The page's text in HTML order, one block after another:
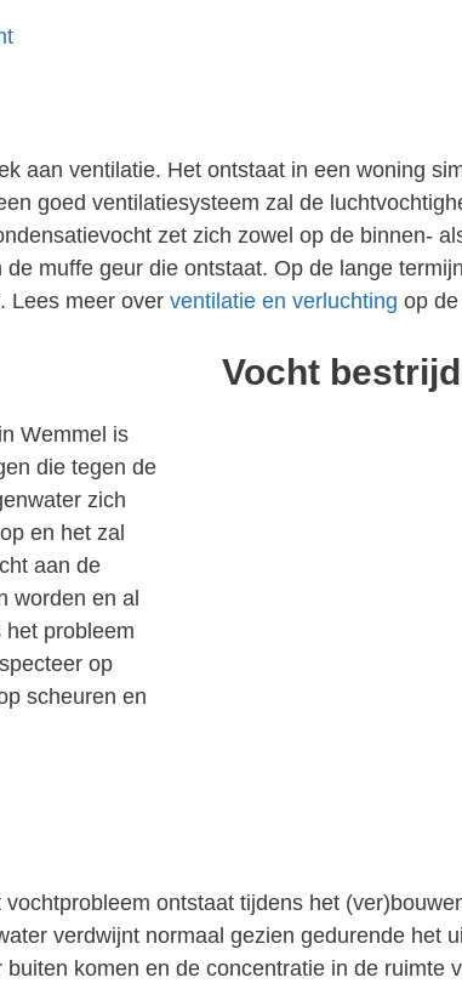
aan ventilatie. Het ontstaat in een woning
goed ventilatiesysteem zal de
zet zich zowel op de binnen-
muffe geur die ontstaat. Op de lange
Lees meer over ventilatie en verluchting op
Wemmel is
die tegen de
zich
en het zal
aan de
worden en al
het probleem
op
scheuren en
Vocht
ontstaat tijdens het
verdwijnt normaal gezien gedurende het
komen en de concentratie in de ruimte